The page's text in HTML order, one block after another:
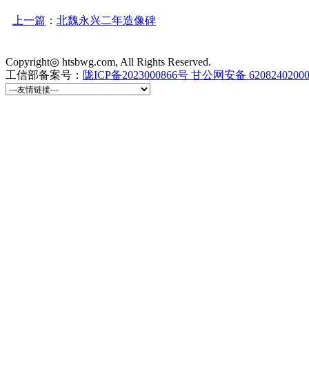
上一篇 ： 北魏永兴二年造像碑
Copyright◎ htsbwg.com, All Rights Reserved.
工信部备案号： 陇ICP备2023000866号 甘公网安备